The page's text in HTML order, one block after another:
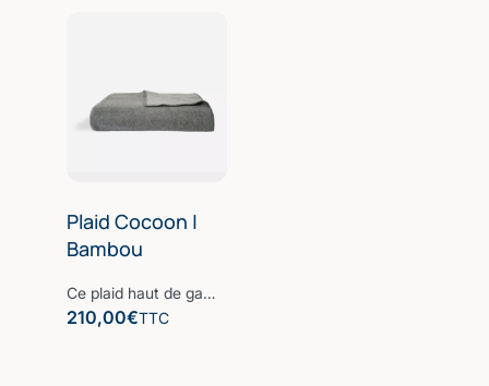
Plaid Cocoon |
Bambou
Ce plaid haut de gamme est fabriqué à partir d'un mélange entre la fibre de bambou, douce et respirante avec une fibre de polyester, peu froissable et qui conserve la chaleur. Le résultat de cette alliance de matières nobles est un plaid haut de gamme qui vous accompagnera lors des soirées d'hiver et embellira votre intérieur avec son design raffiné et intemporel. Notre plaid a une certaine épaisseur tout en restant très léger avec une texture lisse. Confectionné à partir d’une des fibres les plus nobles et écologiques du monde, la Fibre B., ce plaid est ultra-doux, absorbant et sèche rapidement. Notre linge de bain participe avec style à votre bien-être et à la protection de la planète. Nos Collections de linge de bain sont fabriquées dans les meilleurs ateliers d’Europe.
210,00€TTC